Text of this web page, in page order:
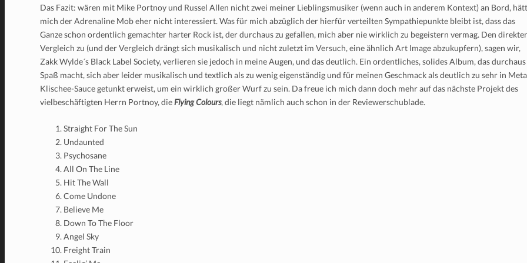
Das Fazit: wären mit Mike Portnoy und Russel Allen nicht zwei meiner Lieblingsmusiker (wenn auch in anderem Kontext) an Bord,
mich der Adrenaline Mob eher nicht interessiert. Was für mich abzüglich der hierfür verteilten Sympathiepunkte bleibt ist, dass das
Ganze schon ordentlich gemachter harter Rock ist, der durchaus zu gefallen, mich aber nie wirklich zu begeistern vermag. Den
Vergleich zu (und der Vergleich drängt sich musikalisch und nicht zuletzt im Versuch, eine ähnlich Art Image abzukupfern), sagen wir,
Zakk Wylde´s Black Label Society, verlieren sie jedoch in meine Augen, und das deutlich. Ein ordentliches, solides Album, das durchaus
Spaß macht, sich aber leider musikalisch und textlich als zu wenig eigenständig und für meinen Geschmack als deutlich zu sehr in
Klischee-Sauce getunkt erweist, um ein wirklich großer Wurf zu sein. Da freue ich mich dann doch mehr auf das nächste Projekt des
vielbeschäftigten Herrn Portnoy, dieFlying Colours, die liegt nämlich auch schon in der Reviewerschublade.
Straight For The Sun
Undaunted
Psychosane
All On The Line
Hit The Wall
Come Undone
Believe Me
Down To The Floor
Angel Sky
Freight Train